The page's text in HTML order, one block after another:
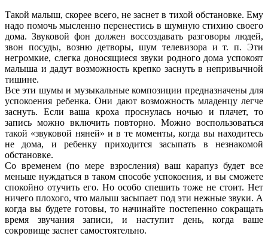
Такой малыш, скорее всего, не заснет в тихой обстановке. Ему
надо помочь мысленно перенестись в шумную стихию своего
дома. Звуковой фон должен воссоздавать разговоры людей,
звон посуды, возню детворы, шум телевизора и т. п. Эти
негромкие, слегка доносящиеся звуки родного дома успокоят
малыша и дадут возможность крепко заснуть в непривычной
тишине.
Все эти шумы и музыкальные композиции предназначены для
успокоения ребенка. Они дают возможность младенцу легче
заснуть. Если ваша кроха проснулась ночью и плачет, то
запись можно включить повторно. Можно воспользоваться
такой «звуковой няней» и в те моменты, когда вы находитесь
не дома, и ребенку приходится засыпать в незнакомой
обстановке.
Со временем (по мере взросления) ваш карапуз будет все
меньше нуждаться в таком способе успокоения, и вы сможете
спокойно отучить его. Но особо спешить тоже не стоит. Нет
ничего плохого, что малыш засыпает под эти нежные звуки. А
когда вы будете готовы, то начинайте постепенно сокращать
время звучания записи, и наступит день, когда ваше
сокровище заснет самостоятельно.